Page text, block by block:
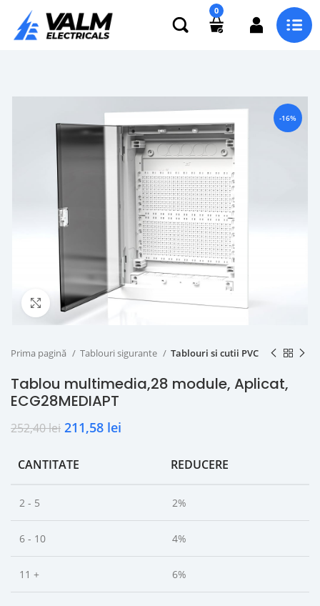
0
-16%
Click to enlarge
Prima pagină Tablouri sigurante Tablouri si cutii PVC
Tablou multimedia,28 module, Aplicat,
ECG28MEDIAPT
252,40lei 211,58 lei
CANTITATE REDUCERE
2 - 5 2%
6 - 10 4%
11 + 6%